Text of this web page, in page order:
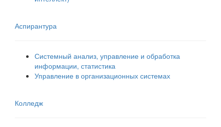
Аспирантура
Системный анализ, управление и обработка
информации, статистика
Управление в организационных системах
Колледж